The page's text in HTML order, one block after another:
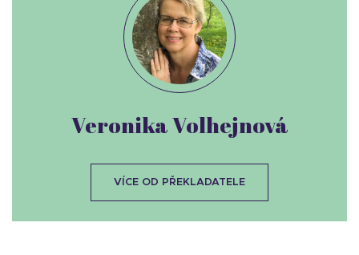
Veronika Volhejnová
VÍCE OD PŘEKLADATELE